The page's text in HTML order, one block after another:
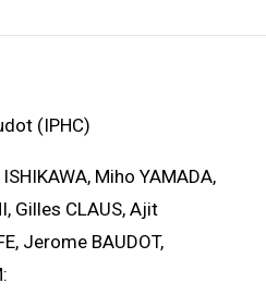
(IPHC)
Miho YAMADA,
Gilles CLAUS, Ajit
Jerome BAUDOT,